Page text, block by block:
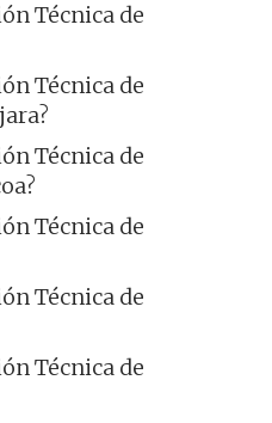
Técnica de
Técnica de
Técnica de
Técnica de
Técnica de
Técnica de